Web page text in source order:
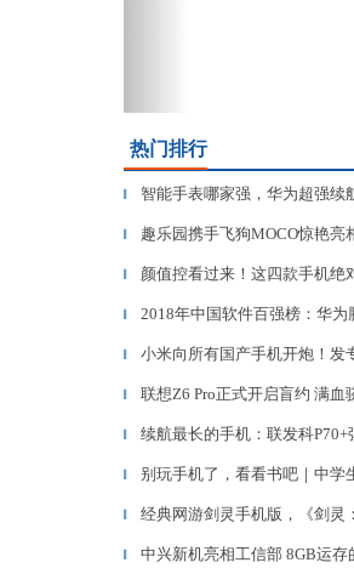
热门排行
▎ 智能手表哪家强，华为超强续
▎ 趣乐园携手飞狗MOCO惊艳亮
▎ 颜值控看过来！这四款手机绝
▎ 2018年中国软件百强榜：华为
▎ 小米向所有国产手机开炮！发
▎ 联想Z6 Pro正式开启盲约 满血
▎ 续航最长的手机：联发科
▎ 别玩手机了，看看书吧｜中学
▎ 经典网游剑灵手机版，《剑灵
▎ 中兴新机亮相工信部 8GB运存